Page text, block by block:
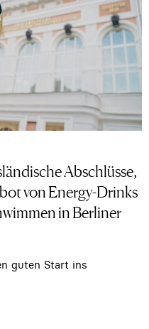
Abschlüsse,
von Energy-Drinks
in Berliner
guten Start ins